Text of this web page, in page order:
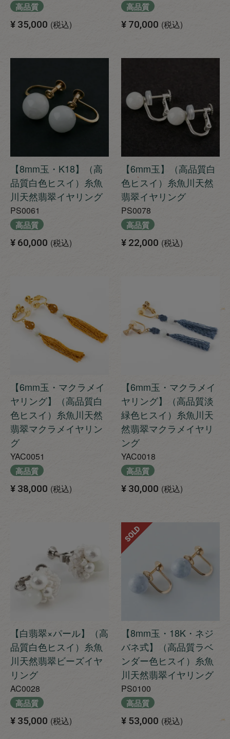
高品質
¥ 35,000 税込
高品質
¥ 70,000 税込
【8mm玉・K18】（高
品質白色ヒスイ）糸魚
川天然翡翠イヤリング
PS0061
高品質
¥ 60,000 税込
【6mm玉】（高品質白
色ヒスイ）糸魚川天然
翡翠イヤリング
PS0078
高品質
¥ 22,000 税込
【6mm玉・マクラメイ
ヤリング】（高品質白
色ヒスイ）糸魚川天然
翡翠マクラメイヤリン
グ
YAC0051
高品質
¥ 38,000 税込
【6mm玉・マクラメイ
ヤリング】（高品質淡
緑色ヒスイ）糸魚川天
然翡翠マクラメイヤリ
ング
YAC0018
高品質
¥ 30,000 税込
【白翡翠×パール】（高
品質白色ヒスイ）糸魚
川天然翡翠ビーズイヤ
リング
AC0028
高品質
¥ 35,000 税込
【8mm玉・18K・ネジ
バネ式】（高品質ラベ
ンダー色ヒスイ）糸魚
川天然翡翠イヤリング
PS0100
高品質
¥ 53,000 税込
SOLD